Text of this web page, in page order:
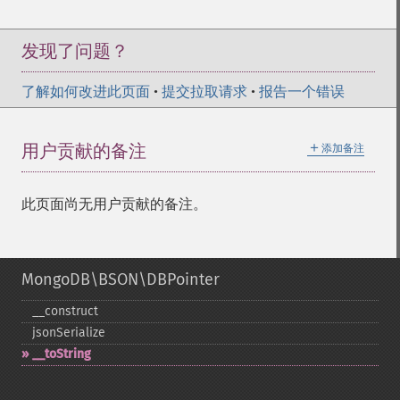
发现了问题？
了解如何改进此页面 • 提交拉取请求 • 报告一个错误
＋ 添加备注
用户贡献的备注
此页面尚无用户贡献的备注。
MongoDB\BSON\DBPointer
_​_​construct
jsonSerialize
_​_​toString